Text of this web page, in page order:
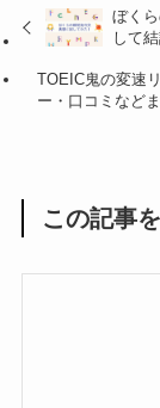
ぼく
して
TOEIC鬼の変速
ー・口コミなど
この記事